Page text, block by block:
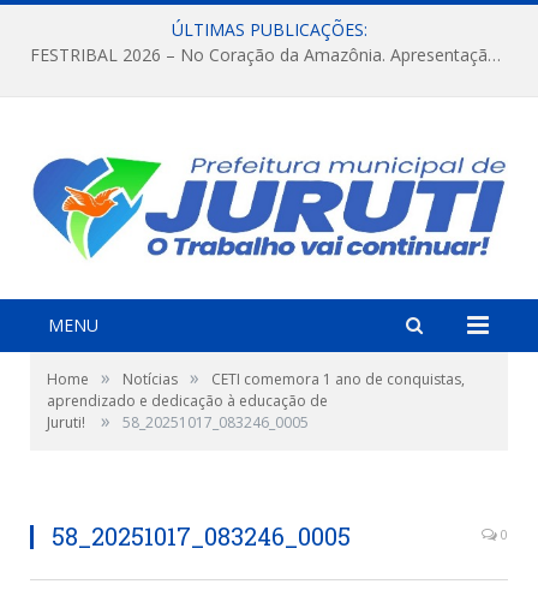
ÚLTIMAS PUBLICAÇÕES:
FESTRIBAL 2026 – No Coração da Amazônia. Apresentação da Munduruku.
MENU
Home » Notícias »
CETI comemora 1 ano de conquistas,
aprendizado e dedicação à educação de
Juruti!
» 58_20251017_083246_0005
58_20251017_083246_0005 0